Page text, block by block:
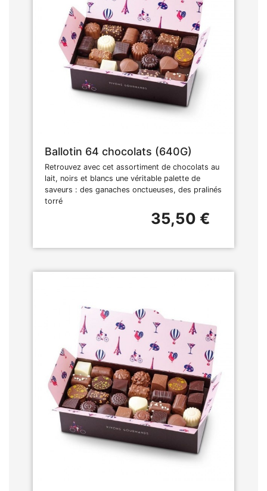
Ballotin 64 chocolats (640G)
Retrouvez avec cet assortiment de chocolats au
lait, noirs et blancs une véritable palette de
saveurs : des ganaches onctueuses, des pralinés
torré
35,50 €